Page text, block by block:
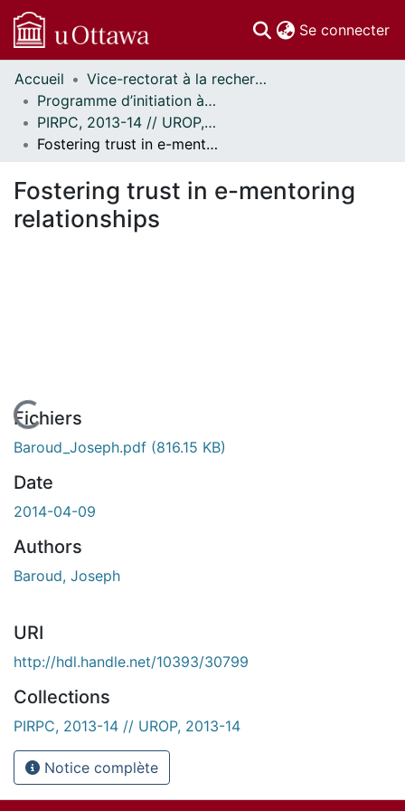
Se connecter
Communautés
et collections
Parcourir
Statistiques
À propos
Accueil
Vice-rectorat à la recherche // Office of the V-P, Research
Programme d’initiation à la recherche au premier cycle (PIRPC) // Undergraduate Research Opportunity Program (UROP)
PIRPC, 2013-14 // UROP, 2013-14
Fostering trust in e-mentoring relationships
Fostering trust in e-mentoring
relationships
En cours de chargement...
Fichiers
Baroud_Joseph.pdf (816.15 KB)
Date
2014-04-09
Authors
Baroud, Joseph
URI
http://hdl.handle.net/10393/30799
Collections
PIRPC, 2013-14 // UROP, 2013-14
Notice complète